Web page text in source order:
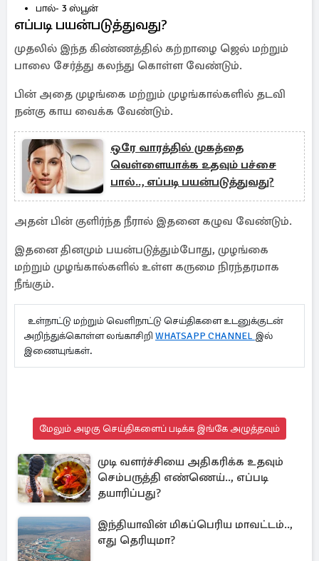
பால்- 3 ஸ்பூன்
எப்படி பயன்படுத்துவது?
முதலில் இந்த கிண்ணத்தில் கற்றாழை ஜெல் மற்றும்
பாலை சேர்த்து கலந்து கொள்ள வேண்டும்.
பின் அதை முழங்கை மற்றும் முழங்கால்களில் தடவி
நன்கு காய வைக்க வேண்டும்.
ஒரே வாரத்தில் முகத்தை
வெள்ளையாக்க உதவும் பச்சை
பால்.., எப்படி பயன்படுத்துவது?
அதன் பின் குளிர்ந்த நீரால் இதனை கழுவ வேண்டும்.
இதனை தினமும் பயன்படுத்தும்போது, முழங்கை
மற்றும் முழங்கால்களில் உள்ள கருமை நிரந்தரமாக
நீங்கும்.
உள்நாட்டு மற்றும் வெளிநாட்டு செய்திகளை உடனுக்குடன்
அறிந்துக்கொள்ள லங்காசிறி WHATSAPP CHANNEL இல்
இணையுங்கள்.
மேலும் அழகு செய்திகளைப் படிக்க இங்கே அழுத்தவும்
முடி வளர்ச்சியை அதிகரிக்க உதவும்
செம்பருத்தி எண்ணெய்.., எப்படி
தயாரிப்பது?
இந்தியாவின் மிகப்பெரிய மாவட்டம்..,
எது தெரியுமா?